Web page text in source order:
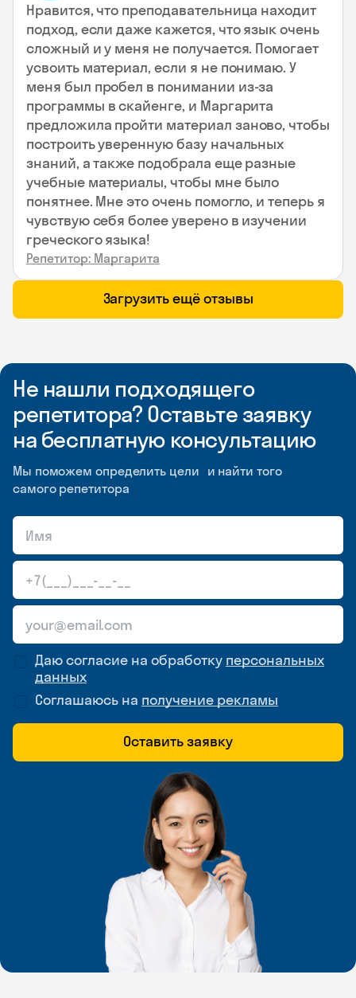
Нравится, что преподавательница находит
подход, если даже кажется, что язык очень
сложный и у меня не получается. Помогает
усвоить материал, если я не понимаю. У
меня был пробел в понимании из-за
программы в скайенге, и Маргарита
предложила пройти материал заново, чтобы
построить уверенную базу начальных
знаний, а также подобрала еще разные
учебные материалы, чтобы мне было
понятнее. Мне это очень помогло, и теперь я
чувствую себя более уверено в изучении
греческого языка!
Репетитор: Маргарита
Загрузить ещё отзывы
Не нашли подходящего
репетитора? Оставьте заявку
на бесплатную консультацию
Мы поможем определить цели и найти того
самого репетитора
Даю согласие на обработку персональных
данных
Соглашаюсь на получение рекламы
Оставить заявку